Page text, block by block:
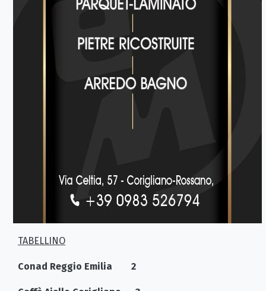
TABELLINO
Conad Reggio Emilia 2